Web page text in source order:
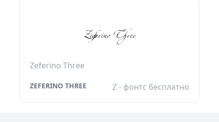
Zeferino Three
ZEFERINO THREE Z - фонтс бесплатно